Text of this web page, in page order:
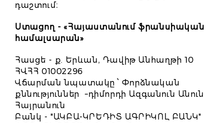
դաշտում։
Ստացող - «Հայաստանում ֆրանսիական
համալսարան»
Հասցե - ք. Երևան, Դավիթ Անհաղթի 10
ՀՎՀՀ 01002296
Վճարման նպատակը ՝ Փորձնական
քննություններ –դիմորդի Ազգանուն Անուն
Հայրանուն
Բանկ - "ԱԿԲԱ-ԿՐԵԴԻՏ ԱԳՐԻԿՈԼ ԲԱՆԿ"